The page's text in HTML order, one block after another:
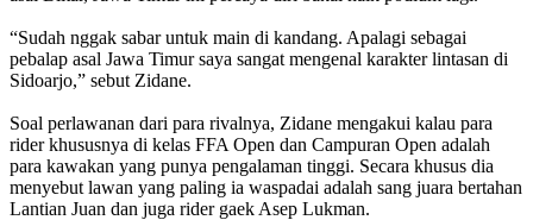
“Sudah nggak sabar untuk main di kandang. Apalagi sebagai
pebalap asal Jawa Timur saya sangat mengenal karakter lintasan di
Sidoarjo,” sebut Zidane.
Soal perlawanan dari para rivalnya, Zidane mengakui kalau para
rider khususnya di kelas FFA Open dan Campuran Open adalah
para kawakan yang punya pengalaman tinggi. Secara khusus dia
menyebut lawan yang paling ia waspadai adalah sang juara bertahan
Lantian Juan dan juga rider gaek Asep Lukman.